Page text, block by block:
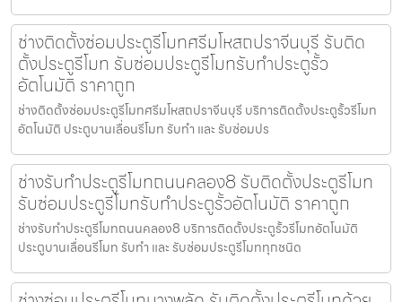
ช่างติดตั้งซ่อมประตูรีโมทศรีมโหสถปราจีนบุรี รับติด
ตั้งประตูรีโมท รับซ่อมประตูรีโมทรับทำประตูรั้ว
อัตโนมัติ ราคาถูก
ช่างติดตั้งซ่อมประตูรีโมทศรีมโหสถปราจีนบุรี บริการติดตั้งประตูรั้วรีโมท
อัตโนมัติ ประตูบานเลื่อนรีโมท รับทำ และ รับซ่อมปร
ช่างรับทำประตูรีโมทถนนคลอง8 รับติดตั้งประตูรีโมท
รับซ่อมประตูรีโมทรับทำประตูรั้วอัตโนมัติ ราคาถูก
ช่างรับทำประตูรีโมทถนนคลอง8 บริการติดตั้งประตูรั้วรีโมทอัตโนมัติ
ประตูบานเลื่อนรีโมท รับทำ และ รับซ่อมประตูรีโมททุกชนิด